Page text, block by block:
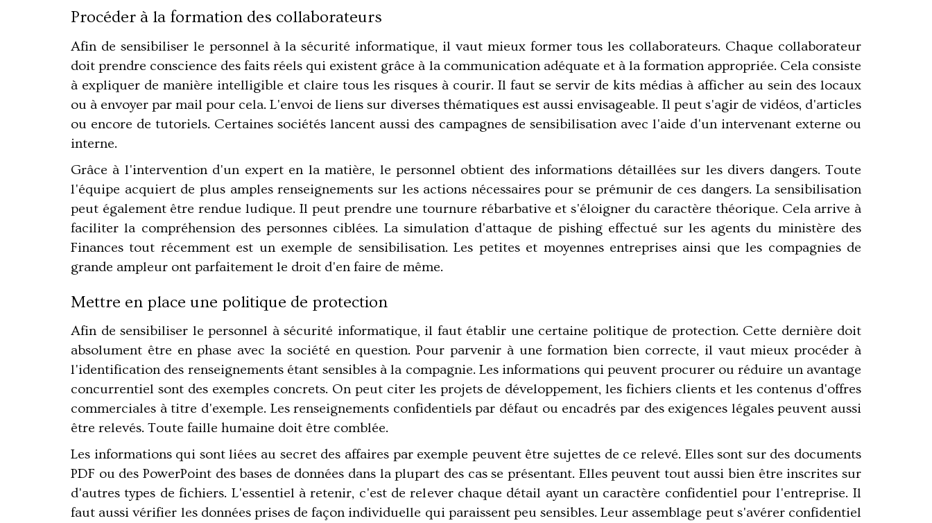
Procéder à la formation des collaborateurs
Afin de sensibiliser le personnel à la sécurité informatique, il vaut mieux former tous les collaborateurs. Chaque collaborateur
doit prendre conscience des faits réels qui existent grâce à la communication adéquate et à la formation appropriée. Cela consiste
à expliquer de manière intelligible et claire tous les risques à courir. Il faut se servir de kits médias à afficher au sein des locaux
ou à envoyer par mail pour cela. L'envoi de liens sur diverses thématiques est aussi envisageable. Il peut s'agir de vidéos, d'articles
ou encore de tutoriels. Certaines sociétés lancent aussi des campagnes de sensibilisation avec l'aide d'un intervenant externe ou
interne.
Grâce à l'intervention d'un expert en la matière, le personnel obtient des informations détaillées sur les divers dangers. Toute
l'équipe acquiert de plus amples renseignements sur les actions nécessaires pour se prémunir de ces dangers. La sensibilisation
peut également être rendue ludique. Il peut prendre une tournure rébarbative et s'éloigner du caractère théorique. Cela arrive à
faciliter la compréhension des personnes ciblées. La simulation d'attaque de pishing effectué sur les agents du ministère des
Finances tout récemment est un exemple de sensibilisation. Les petites et moyennes entreprises ainsi que les compagnies de
grande ampleur ont parfaitement le droit d'en faire de même.
Mettre en place une politique de protection
Afin de sensibiliser le personnel à sécurité informatique, il faut établir une certaine politique de protection. Cette dernière doit
absolument être en phase avec la société en question. Pour parvenir à une formation bien correcte, il vaut mieux procéder à
l'identification des renseignements étant sensibles à la compagnie. Les informations qui peuvent procurer ou réduire un avantage
concurrentiel sont des exemples concrets. On peut citer les projets de développement, les fichiers clients et les contenus d'offres
commerciales à titre d'exemple. Les renseignements confidentiels par défaut ou encadrés par des exigences légales peuvent aussi
être relevés. Toute faille humaine doit être comblée.
Les informations qui sont liées au secret des affaires par exemple peuvent être sujettes de ce relevé. Elles sont sur des documents
PDF ou des PowerPoint des bases de données dans la plupart des cas se présentant. Elles peuvent tout aussi bien être inscrites sur
d'autres types de fichiers. L'essentiel à retenir, c'est de relever chaque détail ayant un caractère confidentiel pour l'entreprise. Il
faut aussi vérifier les données prises de façon individuelle qui paraissent peu sensibles. Leur assemblage peut s'avérer confidentiel